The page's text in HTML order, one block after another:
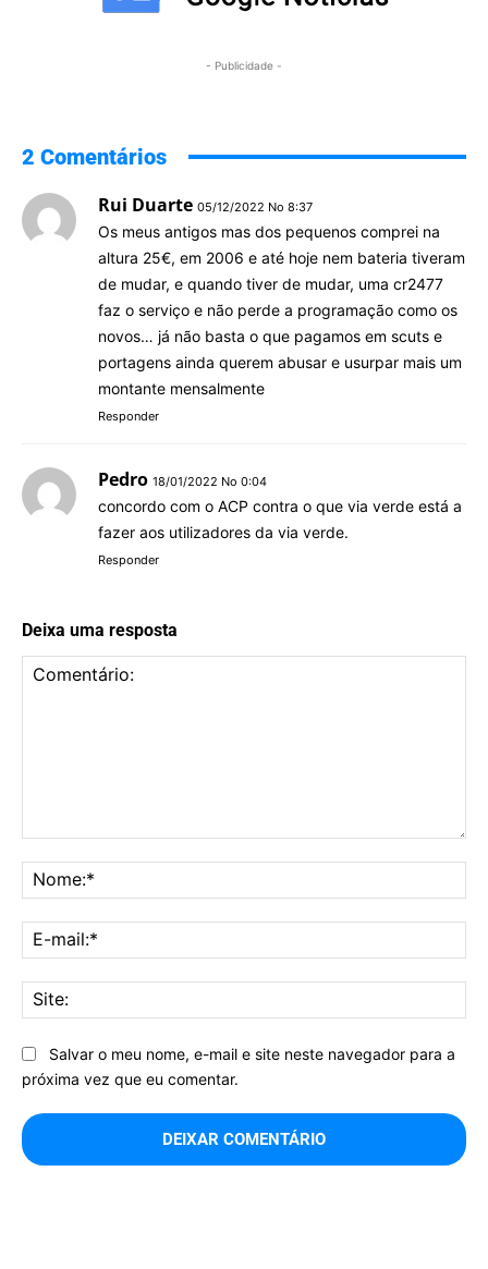
- Publicidade -
2 Comentários
Rui Duarte 05/12/2022 No 8:37
Os meus antigos mas dos pequenos comprei na
altura 25€, em 2006 e até hoje nem bateria tiveram
de mudar, e quando tiver de mudar, uma cr2477
faz o serviço e não perde a programação como os
novos… já não basta o que pagamos em scuts e
portagens ainda querem abusar e usurpar mais um
montante mensalmente
Responder
Pedro 18/01/2022 No 0:04
concordo com o ACP contra o que via verde está a
fazer aos utilizadores da via verde.
Responder
Deixa uma resposta
Salvar o meu nome, e-mail e site neste navegador para a
próxima vez que eu comentar.